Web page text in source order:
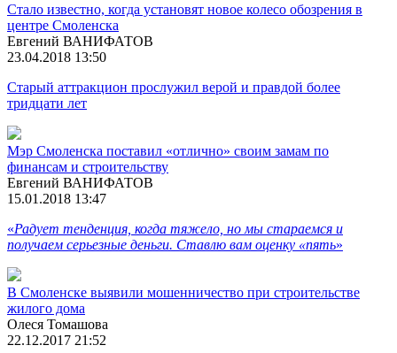
Стало известно, когда установят новое колесо обозрения в
центре Смоленска
Евгений ВАНИФАТОВ
23.04.2018 13:50
Старый аттракцион прослужил верой и правдой более
тридцати лет
Мэр Смоленска поставил «отлично» своим замам по
финансам и строительству
Евгений ВАНИФАТОВ
15.01.2018 13:47
«Радует тенденция, когда тяжело, но мы стараемся и
получаем серьезные деньги. Ставлю вам оценку «пять»
В Смоленске выявили мошенничество при строительстве
жилого дома
Олеся Томашова
22.12.2017 21:52